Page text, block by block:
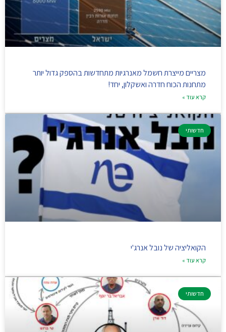
מצריים מייצרת חשמל מאנרגיות מתחדשות בהספק גדול יותר
מתחנות הכוח חדרה ואשקלון, יחד!
קרא עוד »
חדשותי
הקואליציה של נובל אנרג'י
קרא עוד »
חדשותי